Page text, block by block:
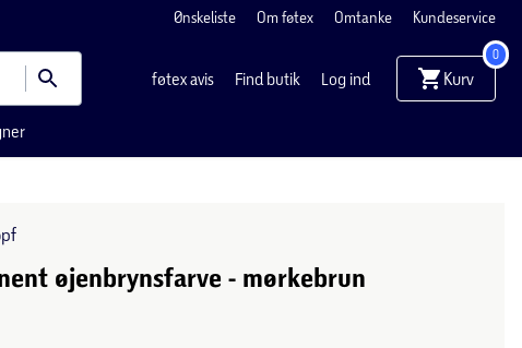
Ønskeliste Om føtex Omtanke Kundeservice
føtex avis Find butik Log ind Kurv
0
øjenbrynsfarve - mørkebrun